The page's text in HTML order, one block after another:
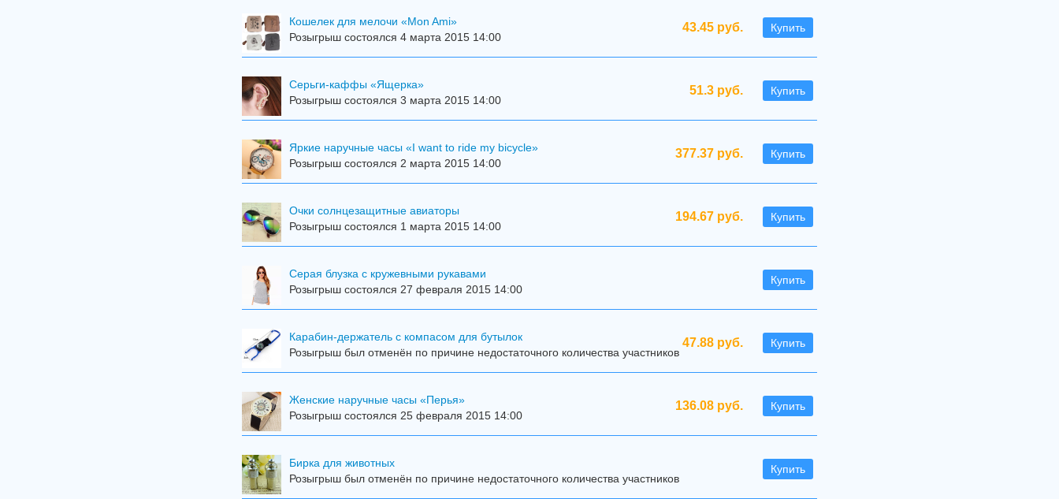
43.45 руб. Купить
Кошелек для мелочи «Mon Ami»
Розыгрыш состоялся 4 марта 2015 14:00
51.3 руб. Купить
Серьги-каффы «Ящерка»
Розыгрыш состоялся 3 марта 2015 14:00
377.37 руб. Купить
Яркие наручные часы «I want to ride my bicycle»
Розыгрыш состоялся 2 марта 2015 14:00
194.67 руб. Купить
Очки солнцезащитные авиаторы
Розыгрыш состоялся 1 марта 2015 14:00
Купить
Серая блузка с кружевными рукавами
Розыгрыш состоялся 27 февраля 2015 14:00
47.88 руб. Купить
Карабин-держатель с компасом для бутылок
Розыгрыш был отменён по причине недостаточного количества участников
136.08 руб. Купить
Женские наручные часы «Перья»
Розыгрыш состоялся 25 февраля 2015 14:00
Купить
Бирка для животных
Розыгрыш был отменён по причине недостаточного количества участников